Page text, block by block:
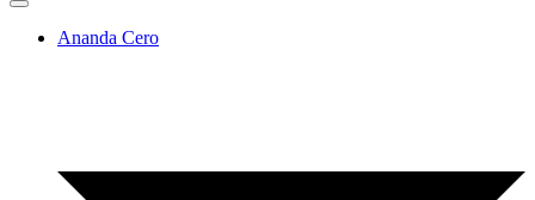
Ananda Cero